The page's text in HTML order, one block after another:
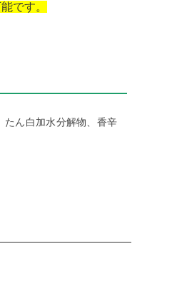
です。
たん白加水分解物、香辛